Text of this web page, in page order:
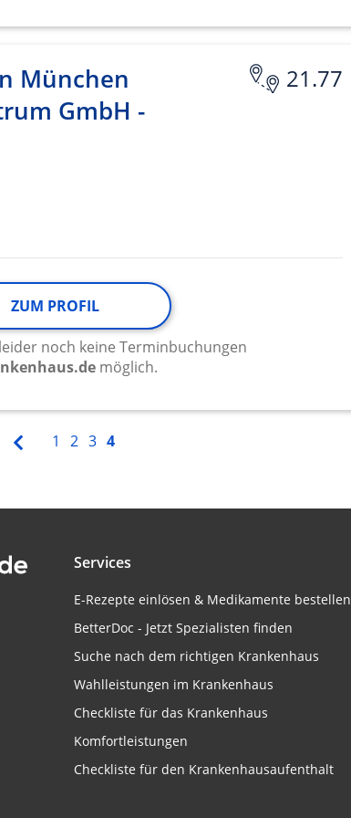
21.77
München
GmbH -
ZUM PROFIL
noch keine Terminbuchungen
möglich.
1 2 3 4
Services
E-Rezepte einlösen & Medikamente bestellen
BetterDoc - Jetzt Spezialisten finden
Suche nach dem richtigen Krankenhaus
Wahlleistungen im Krankenhaus
Checkliste für das Krankenhaus
Komfortleistungen
Checkliste für den Krankenhausaufenthalt